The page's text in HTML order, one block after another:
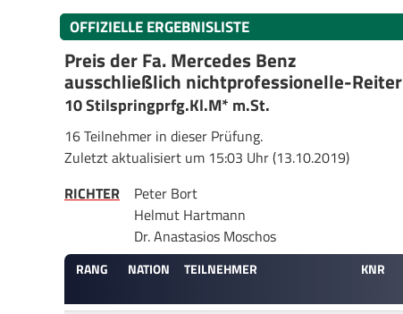
OFFIZIELLE ERGEBNISLISTE
Preis der Fa. Mercedes Benz
ausschließlich nichtprofessionelle-Reiter
10 Stilspringprfg.Kl.M* m.St.
16 Teilnehmer in dieser Prüfung.
Zuletzt aktualisiert um 15:03 Uhr (13.10.2019)
RICHTER
Peter Bort
Helmut Hartmann
Dr. Anastasios Moschos
RANG NATION TEILNEHMER KNR